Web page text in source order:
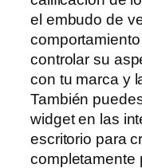
el embudo de
controlar su
con tu marca y
También
widget en las
escritorio para
completamente